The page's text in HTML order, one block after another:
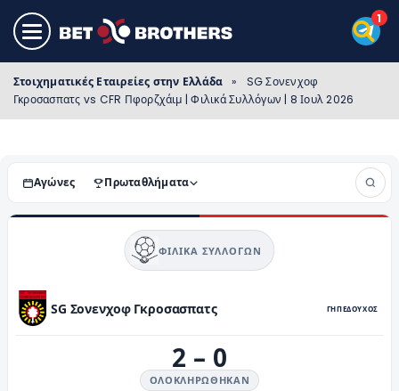
Στοιχηματικές Εταιρείες στην Ελλάδα »
SG Σονενχοφ
Γκροσασπατς vs CFR Πφορζχάιμ | Φιλικά Συλλόγων | 8 Ιουλ 2026
Αγώνες Πρωταθλήματα
ΦΙΛΙΚΆ ΣΥΛΛΌΓΩΝ
SG Σονενχοφ Γκροσασπατς ΓΗΠΕΔΟΥΧΟΣ
2 – 0
ΟΛΟΚΛΗΡΏΘΗΚΑΝ